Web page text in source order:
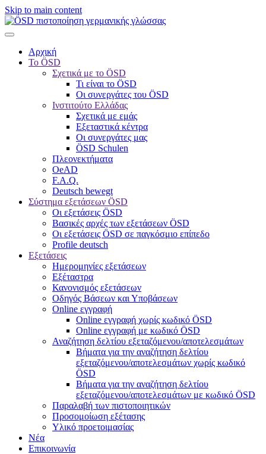
Skip to main content
Αρχική
Το ÖSD
Σχετικά με το ÖSD
Τι είναι το ÖSD
Οι συνεργάτες του ÖSD
Ινστιτούτο Ελλάδας
Σχετικά με εμάς
Εξεταστικά κέντρα
Οι συνεργάτες μας
ÖSD Schulen
Πλεονεκτήματα
OeAD
F.A.Q.
Deutsch bewegt
Σύστημα εξετάσεων ÖSD
Οι εξετάσεις ÖSD
Βασικές αρχές των εξετάσεων ÖSD
Οι εξετάσεις ÖSD σε παγκόσμιο επίπεδο
Profile deutsch
Εξετάσεις
Ημερομηνίες εξετάσεων
Εξέταστρα
Κανονισμός εξετάσεων
Οδηγός Βάσεων και Υποβάσεων
Online εγγραφή
Online εγγραφή χωρίς κωδικό ÖSD
Online εγγραφή με κωδικό ÖSD
Αναζήτηση δελτίου εξεταζόμενου/αποτελεσμάτων
Βήματα για την αναζήτηση δελτίου
εξεταζόμενου/αποτελεσμάτων χωρίς κωδικό
ÖSD
Βήματα για την αναζήτηση δελτίου
εξεταζόμενου/αποτελεσμάτων με κωδικό ÖSD
Παραλαβή των πιστοποιητικών
Προσομοίωση εξέτασης
Υλικό προετοιμασίας
Νέα
Επικοινωνία